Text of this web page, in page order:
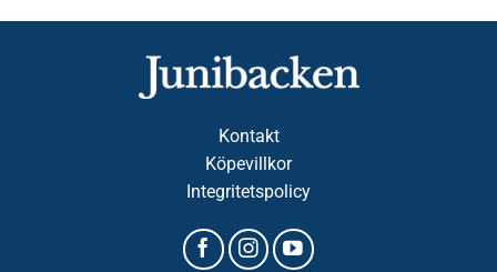
Kontakt
Köpevillkor
Integritetspolicy